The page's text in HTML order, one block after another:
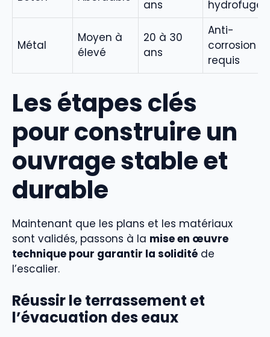
ans hydrofuge
Métal
Moyen à
élevé
20 à 30
ans
Anti-
corrosion
requis
Les étapes clés
pour construire un
ouvrage stable et
durable
Maintenant que les plans et les matériaux
sont validés, passons à la mise en œuvre
technique pour garantir la solidité de
l’escalier.
Réussir le terrassement et
l’évacuation des eaux